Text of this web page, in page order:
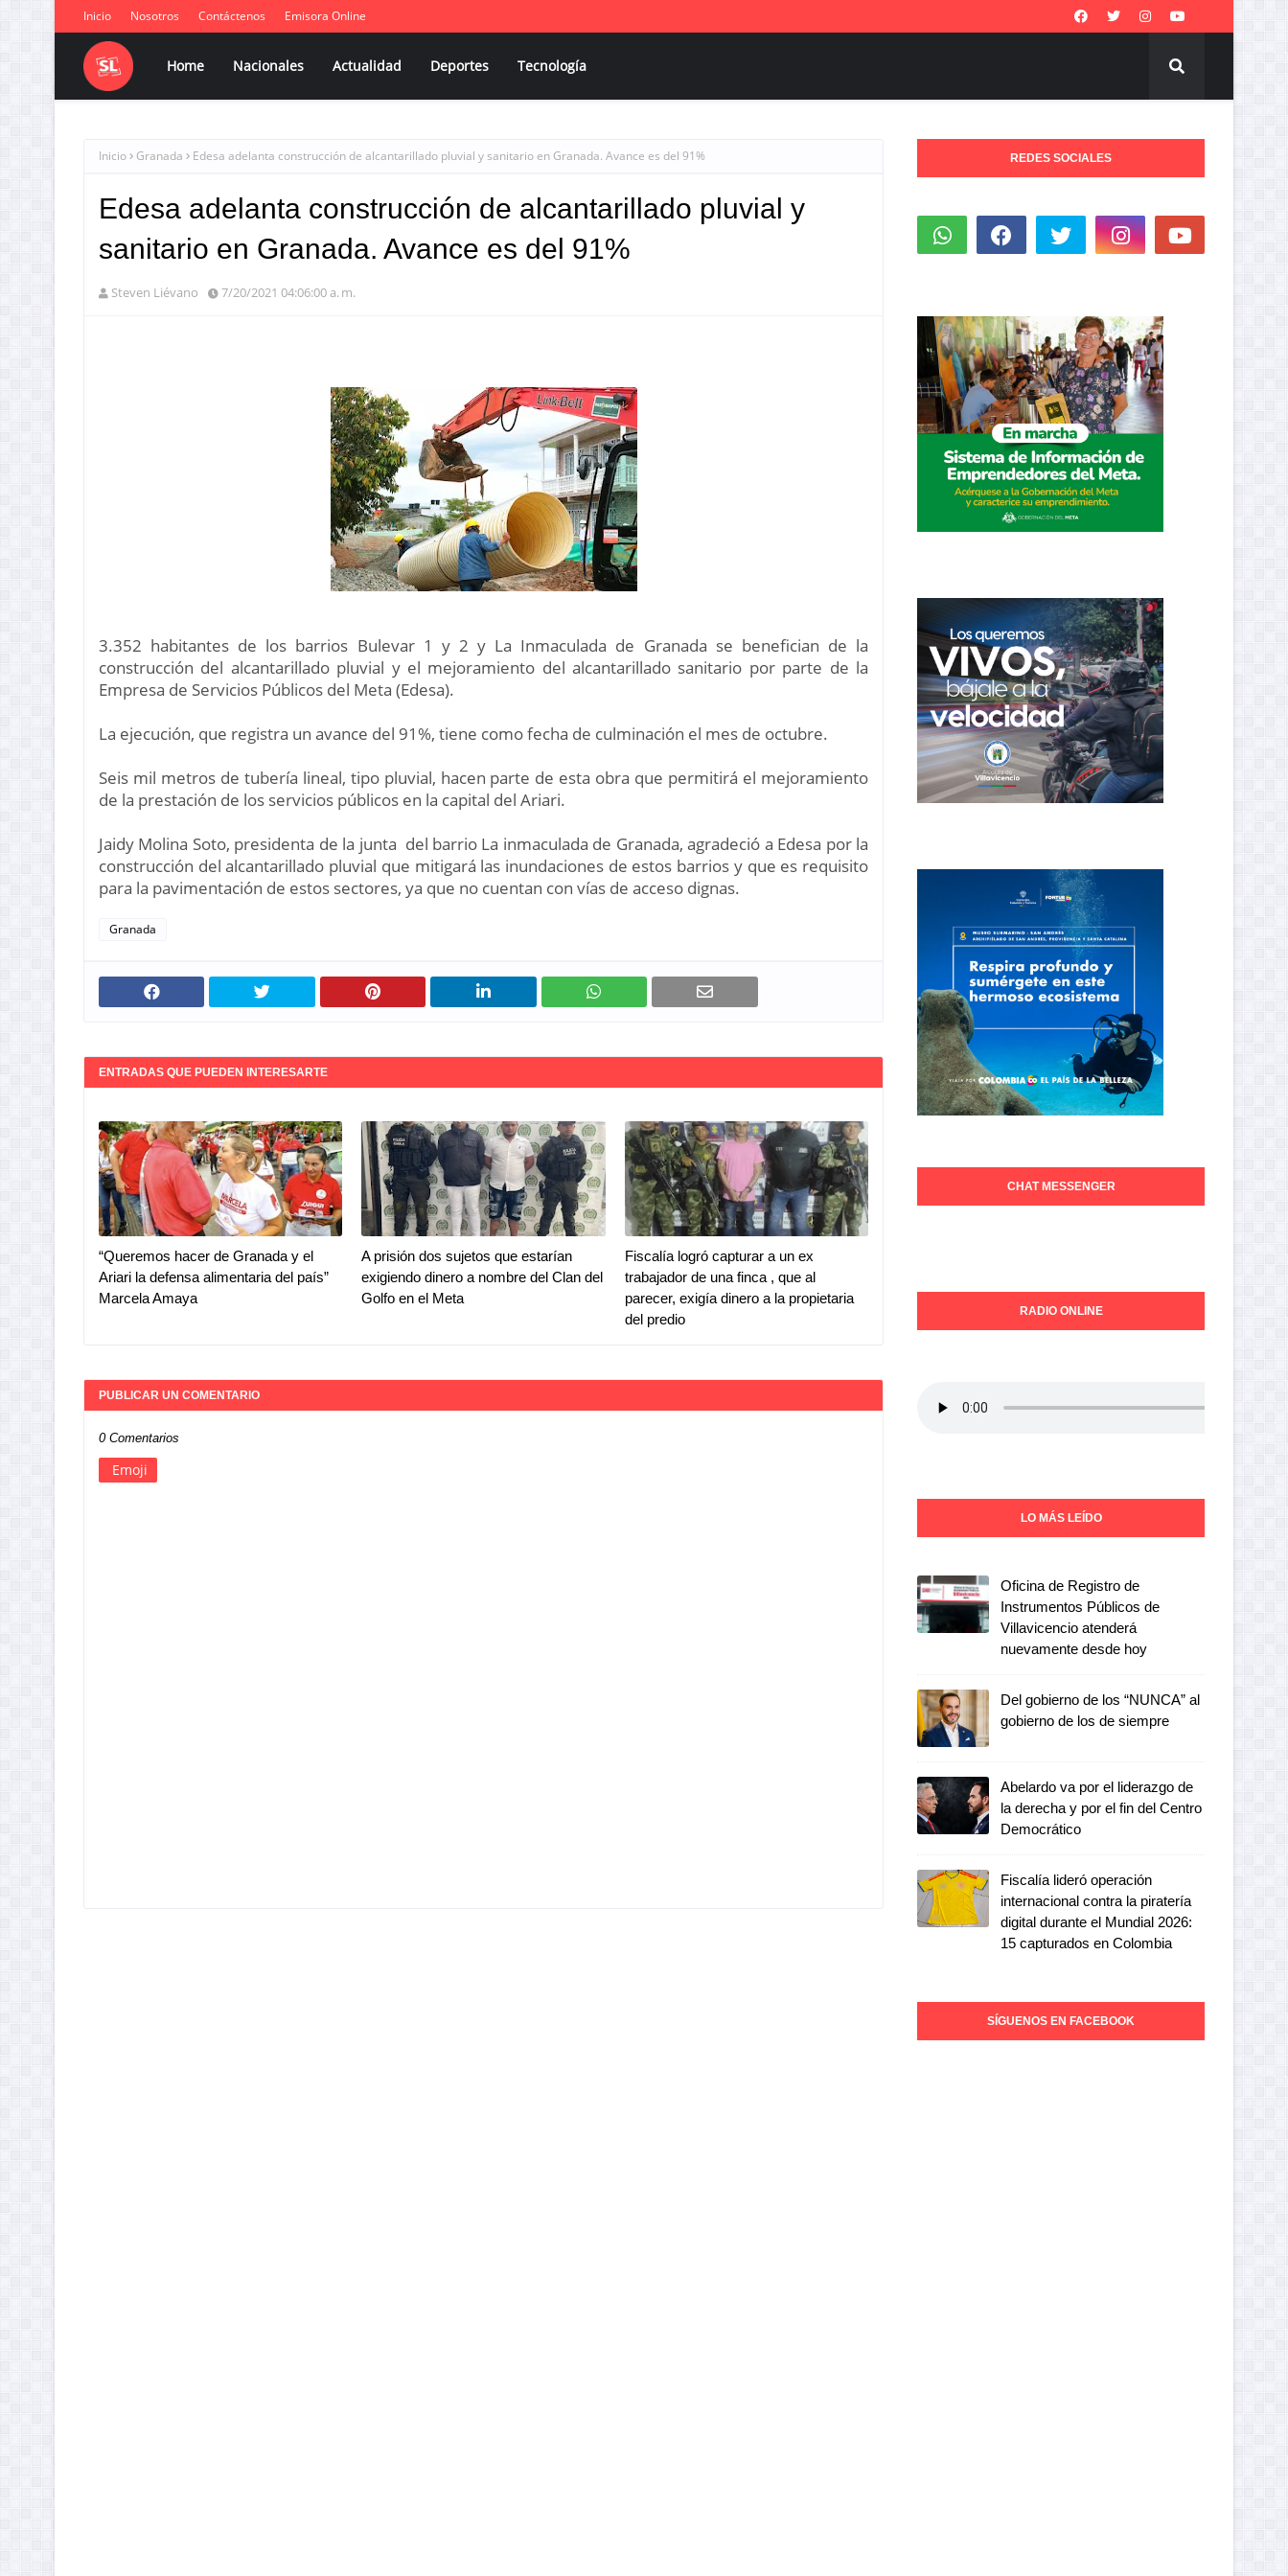
Inicio Nosotros Contáctenos Emisora Online
Home Nacionales Actualidad Deportes Tecnología
Inicio Granada Edesa adelanta construcción de alcantarillado pluvial y sanitario en Granada. Avance es del 91%
Edesa adelanta construcción de alcantarillado pluvial y
sanitario en Granada. Avance es del 91%
Steven Liévano 7/20/2021 04:06:00 a. m.
3.352 habitantes de los barrios Bulevar 1 y 2 y La Inmaculada de Granada se benefician de la
construcción del alcantarillado pluvial y el mejoramiento del alcantarillado sanitario por parte de la
Empresa de Servicios Públicos del Meta (Edesa).
La ejecución, que registra un avance del 91%, tiene como fecha de culminación el mes de octubre.
Seis mil metros de tubería lineal, tipo pluvial, hacen parte de esta obra que permitirá el mejoramiento
de la prestación de los servicios públicos en la capital del Ariari.
Jaidy Molina Soto, presidenta de la junta del barrio La inmaculada de Granada, agradeció a Edesa por la
construcción del alcantarillado pluvial que mitigará las inundaciones de estos barrios y que es requisito
para la pavimentación de estos sectores, ya que no cuentan con vías de acceso dignas.
Granada
ENTRADAS QUE PUEDEN INTERESARTE
“Queremos hacer de Granada y el
Ariari la defensa alimentaria del país”
Marcela Amaya
A prisión dos sujetos que estarían
exigiendo dinero a nombre del Clan del
Golfo en el Meta
Fiscalía logró capturar a un ex
trabajador de una finca , que al
parecer, exigía dinero a la propietaria
del predio
PUBLICAR UN COMENTARIO
0 Comentarios
Emoji
REDES SOCIALES
CHAT MESSENGER
RADIO ONLINE
LO MÁS LEÍDO
Oficina de Registro de
Instrumentos Públicos de
Villavicencio atenderá
nuevamente desde hoy
Del gobierno de los “NUNCA” al
gobierno de los de siempre
Abelardo va por el liderazgo de
la derecha y por el fin del Centro
Democrático
Fiscalía lideró operación
internacional contra la piratería
digital durante el Mundial 2026:
15 capturados en Colombia
SÍGUENOS EN FACEBOOK